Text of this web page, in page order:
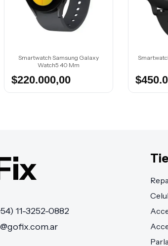
Smartwatch Samsung Galaxy
Watch5 40 Mm
$220.000,00
11-3252-0882